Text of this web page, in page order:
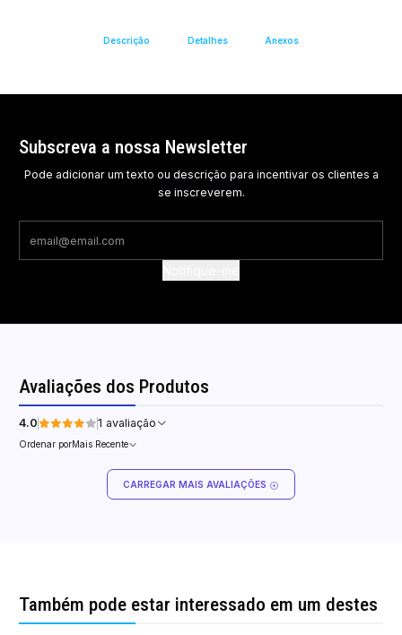
Descrição Detalhes Anexos
Subscreva a nossa Newsletter
Pode adicionar um texto ou descrição para incentivar os clientes a
se inscreverem.
Avaliações dos Produtos
4.0 1 avaliação
Ordenar porMais Recente
CARREGAR MAIS AVALIAÇÕES
Também pode estar interessado em um destes